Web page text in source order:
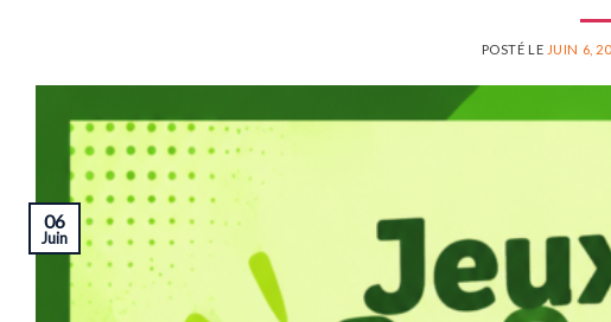
POSTÉ LE JUIN 6,
06
Juin